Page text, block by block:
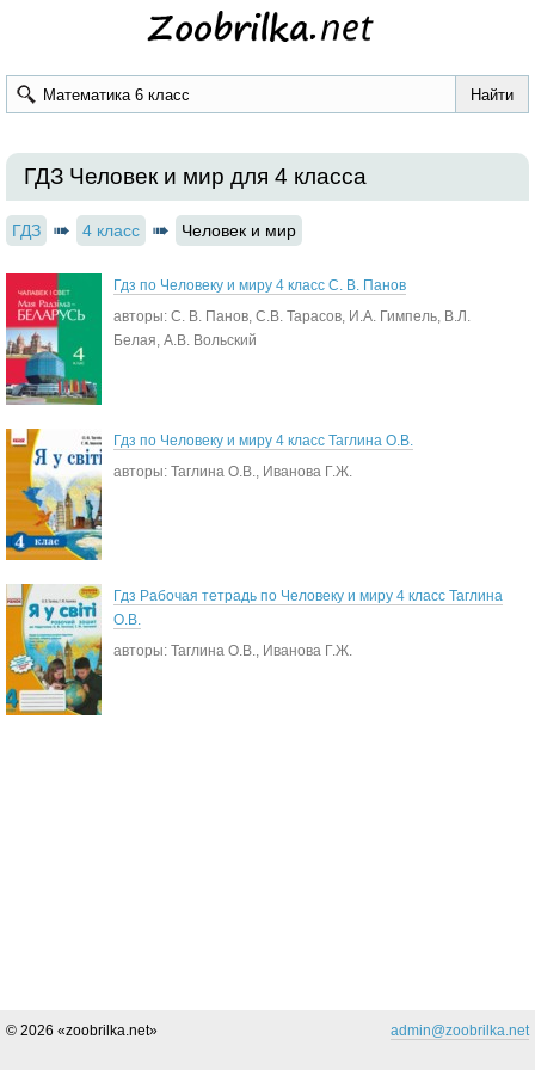
ГДЗ Человек и мир для 4 класса
ГДЗ 4 класс Человек и мир
Гдз по Человеку и миру 4 класс С. В. Панов
авторы: С. В. Панов, С.В. Тарасов, И.А. Гимпель, В.Л.
Белая, А.В. Вольский
Гдз по Человеку и миру 4 класс Таглина О.В.
авторы: Таглина О.В., Иванова Г.Ж.
Гдз Рабочая тетрадь по Человеку и миру 4 класс Таглина
О.В.
авторы: Таглина О.В., Иванова Г.Ж.
© 2026 «zoobrilka.net» admin@zoobrilka.net